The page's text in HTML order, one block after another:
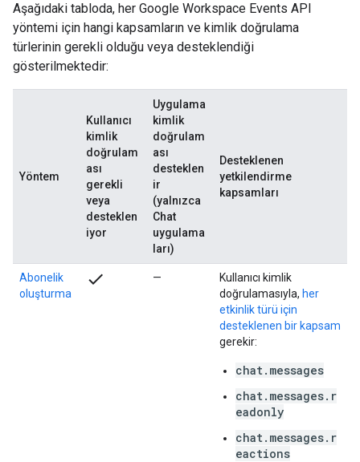
Aşağıdaki tabloda, her Google Workspace Events API
yöntemi için hangi kapsamların ve kimlik doğrulama
türlerinin gerekli olduğu veya desteklendiği
gösterilmektedir:
Yöntem
Kullanıcı
kimlik
doğrulam
ası
gerekli
veya
desteklen
iyor
Uygulama
kimlik
doğrulam
ası
desteklen
ir
(yalnızca
Chat
uygulama
ları)
Desteklenen
yetkilendirme
kapsamları
Abonelik
oluşturma
check —
Kullanıcı kimlik
doğrulamasıyla, her
etkinlik türü için
desteklenen bir kapsam
gerekir:
chat.messages
chat.messages.r
eadonly
chat.messages.r
eactions